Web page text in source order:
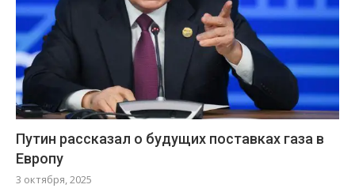
Путин рассказал о будущих поставках газа в
Европу
3 октября, 2025